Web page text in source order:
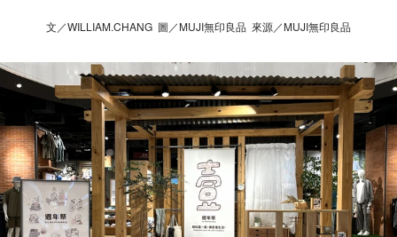
文／WILLIAM.CHANG 圖／MUJI無印良品 來源／MUJI無印良品